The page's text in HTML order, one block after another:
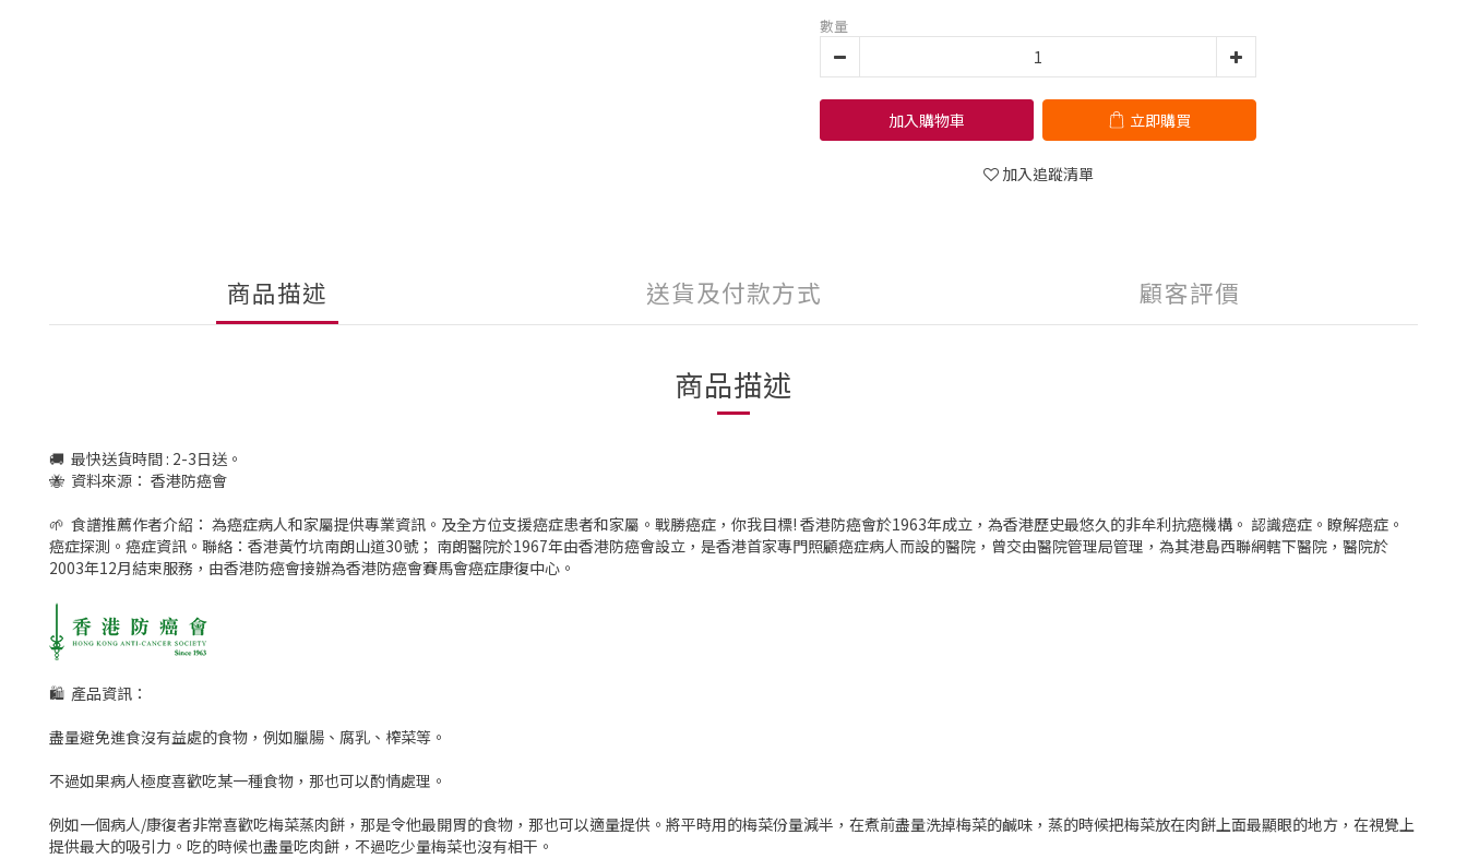
數量
加入購物車 立即購買
加入追蹤清單
商品描述 送貨及付款方式 顧客評價
商品描述
🚚 最快送貨時間 : 2-3日送。
🐝 資料來源： 香港防癌會
🌱 食譜推薦作者介紹： 為癌症病人和家屬提供專業資訊。及全方位支援癌症患者和家屬。戰勝癌症，你我目標! 香港防癌會於1963年成立，為香港歷史最悠久的非牟利抗癌機構。 認識癌症。瞭解癌症。
癌症探測。癌症資訊。聯絡：香港黃竹坑南朗山道30號； 南朗醫院於1967年由香港防癌會設立，是香港首家專門照顧癌症病人而設的醫院，曾交由醫院管理局管理，為其港島西聯網轄下醫院，醫院於
2003年12月結束服務，由香港防癌會接辦為香港防癌會賽馬會癌症康復中心。
🛍 產品資訊：
盡量避免進食沒有益處的食物，例如臘腸、腐乳、榨菜等。
不過如果病人極度喜歡吃某一種食物，那也可以酌情處理。
例如一個病人/康復者非常喜歡吃梅菜蒸肉餅，那是令他最開胃的食物，那也可以適量提供。將平時用的梅菜份量減半，在煮前盡量洗掉梅菜的鹹味，蒸的時候把梅菜放在肉餅上面最顯眼的地方，在視覺上
提供最大的吸引力。吃的時候也盡量吃肉餅，不過吃少量梅菜也沒有相干。